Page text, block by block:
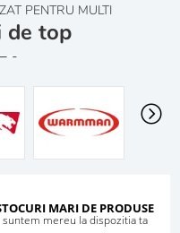
PENTRU MULTI
de top
MARI DE PRODUSE
suntem mereu la dispozitia ta